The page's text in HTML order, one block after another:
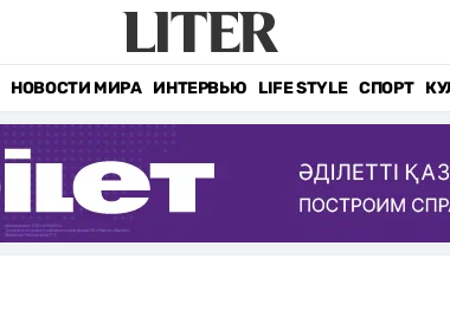
НОВОСТИ МИРА ИНТЕРВЬЮ LIFE STYLE СПОРТ